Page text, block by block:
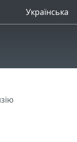
Українська